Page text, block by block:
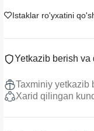
Istaklar ro'yxatini
Yetkazib berish va
Taxminiy yetkazib
Xarid qilingan